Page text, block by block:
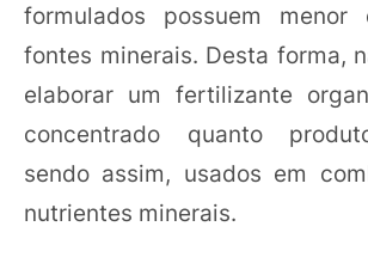
formulados possuem menor
fontes minerais. Desta forma,
elaborar um fertilizante
concentrado quanto
sendo assim, usados em
nutrientes minerais.